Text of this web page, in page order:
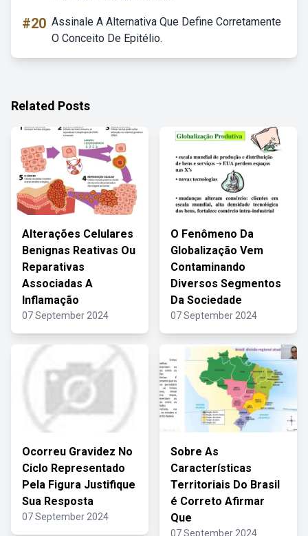
#20 Assinale A Alternativa Que Define Corretamente
O Conceito De Epitélio.
Related Posts
Alterações Celulares
Benignas Reativas Ou
Reparativas
Associadas A
Inflamação
07 September 2024
O Fenômeno Da
Globalização Vem
Contaminando
Diversos Segmentos
Da Sociedade
07 September 2024
Ocorreu Gravidez No
Ciclo Representado
Pela Figura Justifique
Sua Resposta
07 September 2024
Sobre As
Características
Territoriais Do Brasil
é Correto Afirmar
Que
07 September 2024